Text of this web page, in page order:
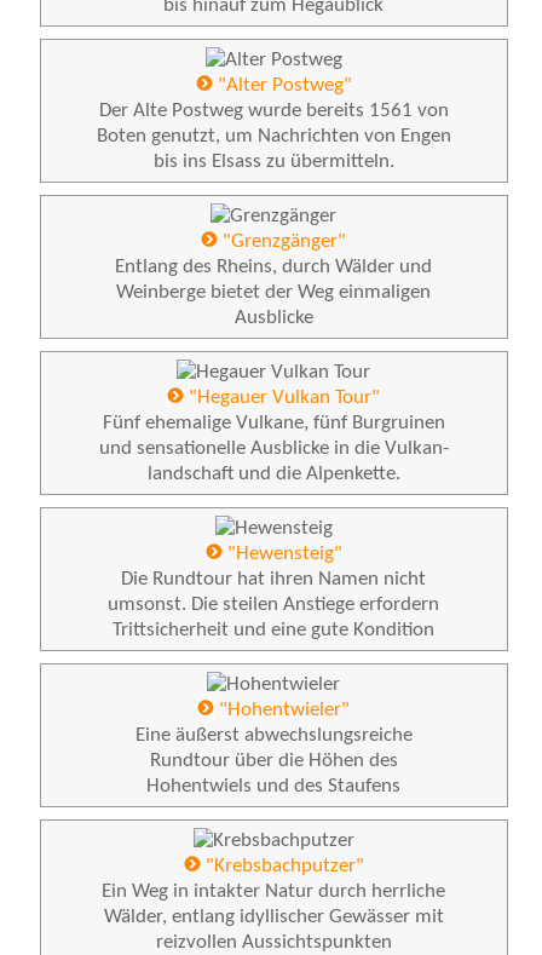
bis hinauf zum Hegaublick
"Alter Postweg"
Der Alte Postweg wurde bereits 1561 von
Boten genutzt, um Nachrichten von Engen
bis ins Elsass zu übermitteln.
"Grenzgänger"
Entlang des Rheins, durch Wälder und
Weinberge bietet der Weg einmaligen
Ausblicke
"Hegauer Vulkan Tour"
Fünf ehemalige Vulkane, fünf Burgruinen
und sensationelle Ausblicke in die Vulkan-
landschaft und die Alpenkette.
"Hewensteig"
Die Rundtour hat ihren Namen nicht
umsonst. Die steilen Anstiege erfordern
Trittsicherheit und eine gute Kondition
"Hohentwieler"
Eine äußerst abwechslungsreiche
Rundtour über die Höhen des
Hohentwiels und des Staufens
"Krebsbachputzer"
Ein Weg in intakter Natur durch herrliche
Wälder, entlang idyllischer Gewässer mit
reizvollen Aussichtspunkten